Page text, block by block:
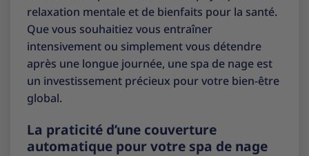
relaxation mentale et de bienfaits pour la santé.
Que vous souhaitiez vous entraîner
intensivement ou simplement vous détendre
après une longue journée, une spa de nage est
un investissement précieux pour votre bien-être
global.
La praticité d’une couverture
automatique pour votre spa de nage